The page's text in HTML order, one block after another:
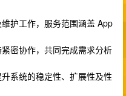
护工作，服务范围涵盖 App
密协作，共同完成需求分析
系统的稳定性、扩展性及性